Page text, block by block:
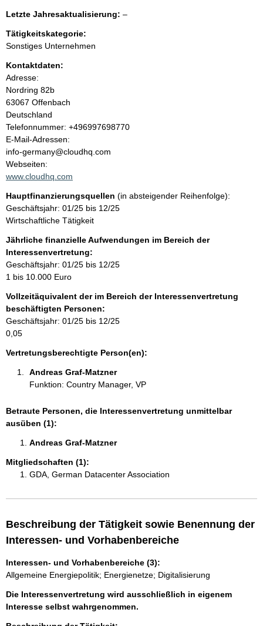
e
n
i
n
h
a
l
t
e
r
Letzte Jahresaktualisierung: –l
Tätigkeitskategorie:
Sonstiges Unternehmen
Kontaktdaten:
Adresse:
Nordring 82b
63067 Offenbach
Deutschland
K
o
n
t
a
t
i
n
f
o
r
m
t
i
o
n
e
Telefonnummer: +496997698770
E-Mail-Adressen:
info-germany@cloudhq.com
Webseiten:
www.cloudhq.com
Hauptfinanzierungsquellen (in absteigender Reihenfolge):
Geschäftsjahr: 01/25 bis 12/25
Wirtschaftliche Tätigkeit
Jährliche finanzielle Aufwendungen im Bereich der
Interessenvertretung:
Geschäftsjahr: 01/25 bis 12/25
1 bis 10.000 Euro
Vollzeitäquivalent der im Bereich der Interessenvertretung
beschäftigten Personen:
Geschäftsjahr: 01/25 bis 12/25
0,05
Vertretungsberechtigte Person(en):
Andreas Graf-Matzner
Funktion: Country Manager, VP
Betraute Personen, die Interessenvertretung unmittelbar
ausüben (1):
Andreas Graf-Matzner
Mitgliedschaften (1):
GDA, German Datacenter Association
Beschreibung der Tätigkeit sowie Benennung der
Interessen- und Vorhabenbereiche
Interessen- und Vorhabenbereiche (3):
Allgemeine Energiepolitik; Energienetze; Digitalisierung
Die Interessenvertretung wird ausschließlich in eigenem
Interesse selbst wahrgenommen.